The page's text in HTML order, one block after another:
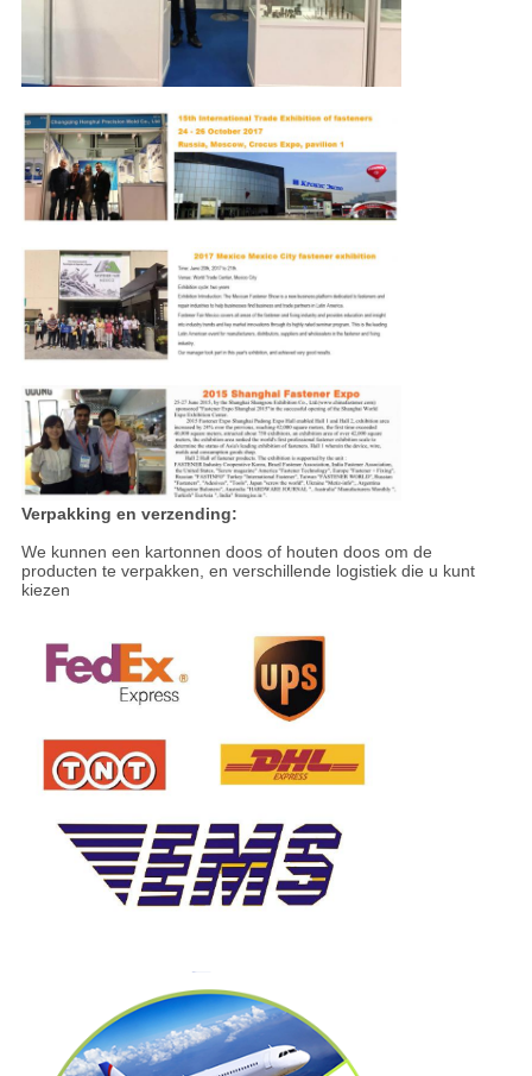
Verpakking en verzending:
We kunnen een kartonnen doos of houten doos om de
producten te verpakken, en verschillende logistiek die u kunt
kiezen